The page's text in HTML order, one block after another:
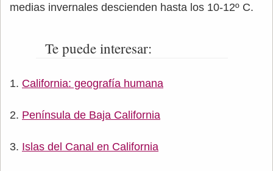
medias invernales descienden hasta los 10-12º C.
Te puede interesar:
California: geografía humana
Península de Baja California
Islas del Canal en California